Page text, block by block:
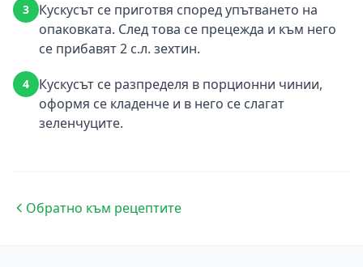
3
Кускусът се приготвя според упътването на
опаковката. След това се прецежда и към него
се прибавят 2 с.л. зехтин.
4
Кускусът се разпределя в порционни чинии,
оформя се кладенче и в него се слагат
зеленчуците.
Обратно към рецептите